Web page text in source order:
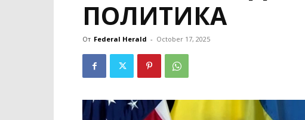
ПОЛИТИКА
От Federal Herald - October 17, 2025